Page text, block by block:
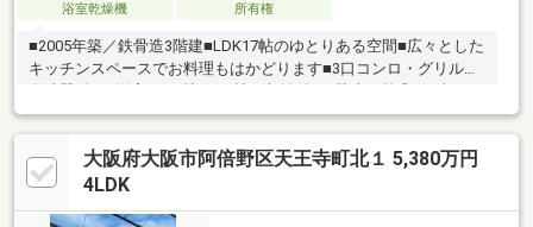
浴室乾燥機
所有権
■2005年築／鉄骨造3階建■LDK17帖のゆとりある空間■広々とした
キッチンスペースでお料理もはかどります■3口コンロ・グリル・
大阪府大阪市阿倍野区天王寺町北１ 5,380万円
4LDK